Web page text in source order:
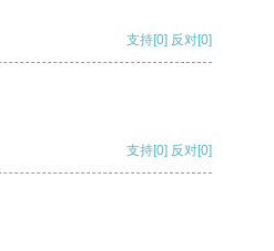
支持[0] 反对[0]
支持[0] 反对[0]